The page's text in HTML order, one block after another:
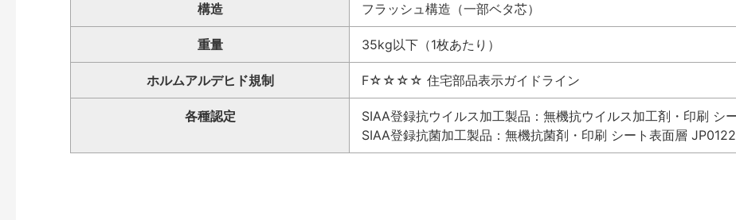
構造 フラッシュ構造（一部ベタ芯）
重量 35kg以下（1枚あたり）
ホルムアルデヒド規制 F☆☆☆☆ 住宅部品表示ガイドライン
各種認定
SIAA登録抗ウイルス加工製品：無機抗ウイルス加工剤・印刷
SIAA登録抗菌加工製品：無機抗菌剤・印刷 シート表面層